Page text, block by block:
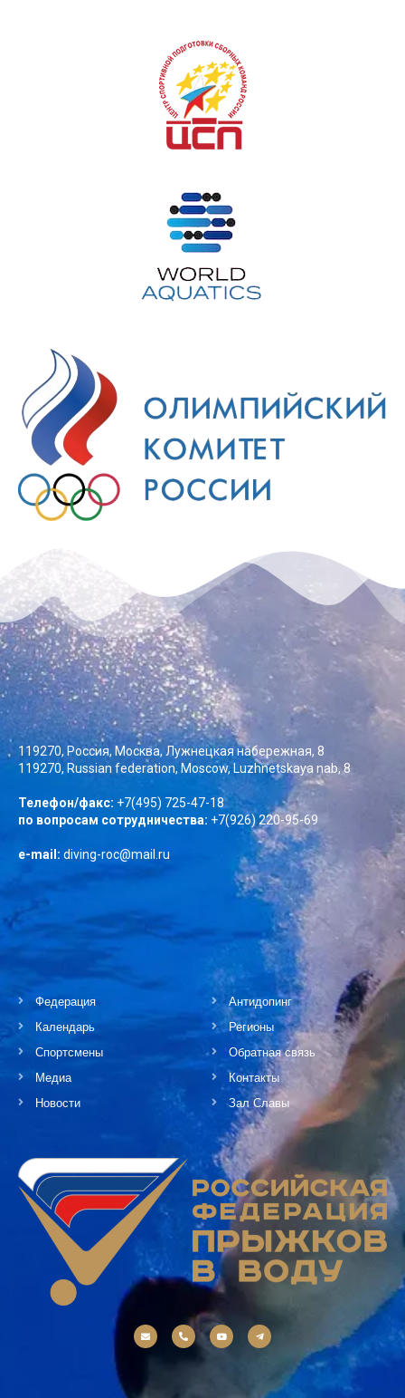
119270, Россия, Москва, Лужнецкая набережная, 8
119270, Russian federation, Moscow, Luzhnetskaya nab, 8
Телефон/факс: +7(495) 725-47-18
по вопросам сотрудничества: +7(926) 220-95-69
e-mail: diving-roc@mail.ru
Федерация
Календарь
Спортсмены
Медиа
Новости
Антидопинг
Регионы
Обратная связь
Контакты
Зал Славы